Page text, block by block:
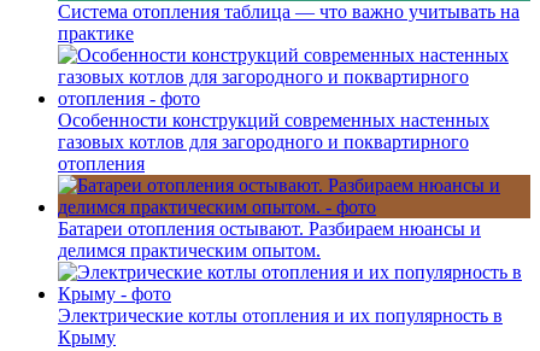
Система отопления таблица — что важно учитывать на
практике
Особенности конструкций современных настенных
газовых котлов для загородного и поквартирного
отопления
Батареи отопления остывают. Разбираем нюансы и
делимся практическим опытом.
Электрические котлы отопления и их популярность в
Крыму